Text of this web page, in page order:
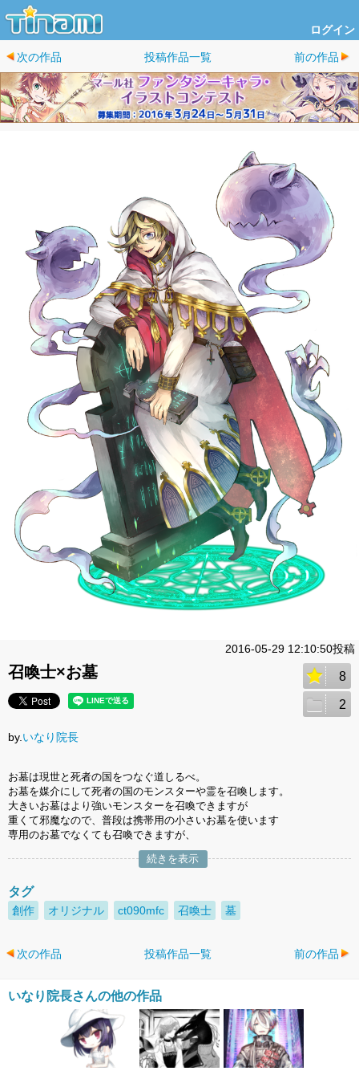
ログイン
次の作品 投稿作品一覧 前の作品
2016-05-29 12:10:50投稿
召喚士×お墓 8
2
by. いなり院長
お墓は現世と死者の国をつなぐ道しるべ。
お墓を媒介にして死者の国のモンスターや霊を召喚します。
大きいお墓はより強いモンスターを召喚できますが
重くて邪魔なので、普段は携帯用の小さいお墓を使います
専用のお墓でなくても召喚できますが、
続きを表示
タグ
創作 オリジナル ct090mfc 召喚士 墓
次の作品 投稿作品一覧 前の作品
いなり院長さんの他の作品